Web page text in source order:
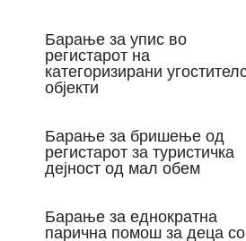
Барање за упис во
регистарот на
категоризирани
објекти
Барање за бришење од
регистарот за туристичка
дејност од мал обем
Барање за еднократна
парична помош за деца со